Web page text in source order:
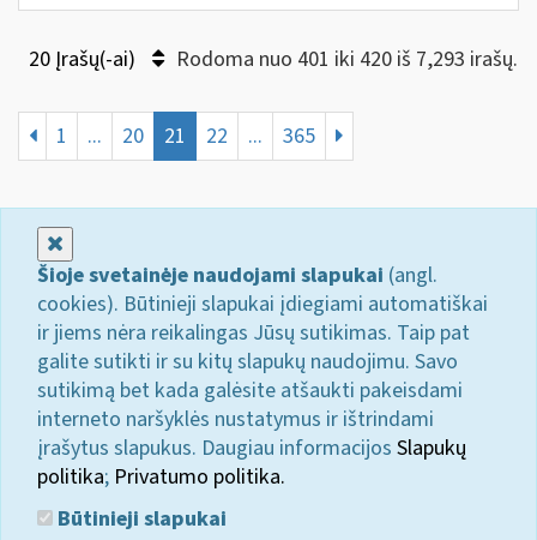
20 Įrašų(-ai) Rodoma nuo 401 iki 420 iš 7,293 irašų.
1 ... 20 21 22 ... 365
Šioje svetainėje naudojami slapukai (angl.
cookies). Būtinieji slapukai įdiegiami automatiškai
ir jiems nėra reikalingas Jūsų sutikimas. Taip pat
galite sutikti ir su kitų slapukų naudojimu. Savo
sutikimą bet kada galėsite atšaukti pakeisdami
interneto naršyklės nustatymus ir ištrindami
įrašytus slapukus. Daugiau informacijos Slapukų
politika; Privatumo politika.
Būtinieji slapukai